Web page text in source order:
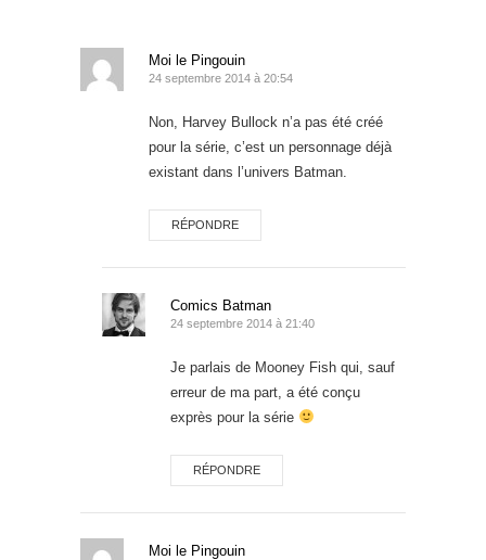
Moi le Pingouin
24 septembre 2014 à 20:54
Non, Harvey Bullock n’a pas été créé
pour la série, c’est un personnage déjà
existant dans l’univers Batman.
RÉPONDRE
Comics Batman
24 septembre 2014 à 21:40
Je parlais de Mooney Fish qui, sauf
erreur de ma part, a été conçu
exprès pour la série
RÉPONDRE
Moi le Pingouin